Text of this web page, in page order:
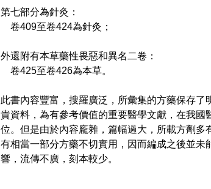
第七部分為針灸：
卷409至卷424為針灸；
外還附有本草藥性畏惡和異名二卷：
卷425至卷426為本草。
此書內容豐富，搜羅廣泛，所彙集的方藥保存了
貴資料，為有參考價值的重要醫學文獻，在我國
位。但是由於內容龐雜，篇幅過大，所載方劑多
有相當一部分方藥不切實用，因而編成之後並未
響，流傳不廣，刻本較少。